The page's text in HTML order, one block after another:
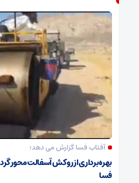
آفتاب فسا گزارش می دهد؛
بهره‌برداری از روکش آسفالت محور
فسا